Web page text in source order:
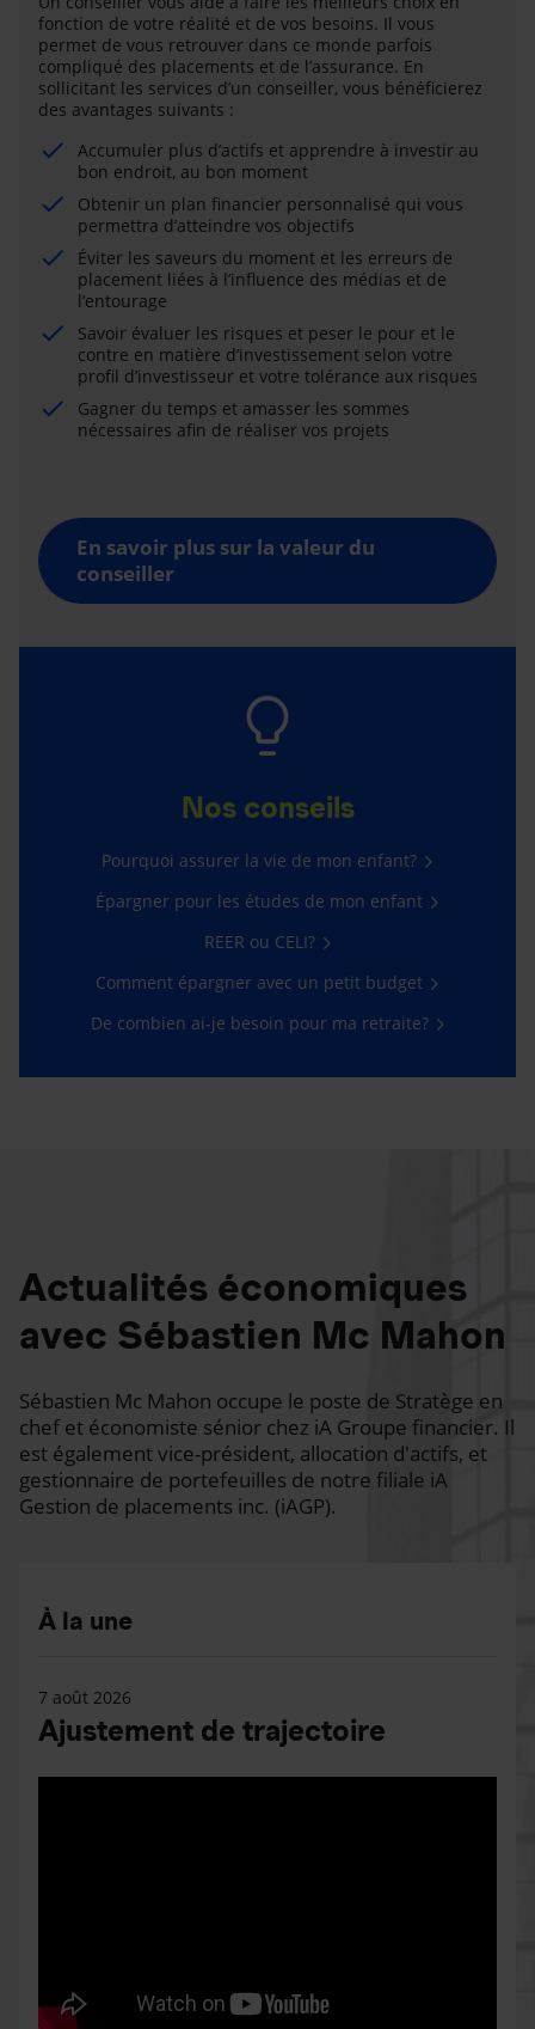
fonction de votre réalité et de vos besoins. Il vous
permet de vous retrouver dans ce monde parfois
compliqué des placements et de l’assurance. En
sollicitant les services d’un conseiller, vous bénéficierez
des avantages suivants :
Accumuler plus d’actifs et apprendre à investir au
bon endroit, au bon moment
Obtenir un plan financier personnalisé qui vous
permettra d’atteindre vos objectifs
Éviter les saveurs du moment et les erreurs de
placement liées à l’influence des médias et de
l’entourage
Savoir évaluer les risques et peser le pour et le
contre en matière d’investissement selon votre
profil d’investisseur et votre tolérance aux risques
Gagner du temps et amasser les sommes
nécessaires afin de réaliser vos projets
En savoir plus sur la valeur du
conseiller
Nos conseils
Pourquoi assurer la vie de mon enfant?
Épargner pour les études de mon enfant
REER ou CELI?
Comment épargner avec un petit budget
De combien ai-je besoin pour ma retraite?
Actualités économiques
avec Sébastien Mc Mahon
Sébastien Mc Mahon occupe le poste de Stratège en
chef et économiste sénior chez iA Groupe financier. Il
est également vice-président, allocation d'actifs, et
gestionnaire de portefeuilles de notre filiale iA
Gestion de placements inc. (iAGP).
À la une
7 août 2026
Ajustement de trajectoire